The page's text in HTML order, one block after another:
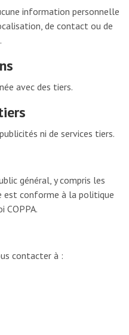
information personnelle
de contact ou de
avec des tiers.
ni de services tiers.
général, y compris les
est conforme à la politique
contacter à :